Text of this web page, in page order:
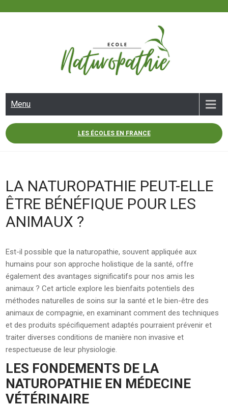
ECOLE NATUROPATHIE
Menu
LES ÉCOLES EN FRANCE
LA NATUROPATHIE PEUT-ELLE
ÊTRE BÉNÉFIQUE POUR LES
ANIMAUX ?
Est-il possible que la naturopathie, souvent appliquée aux
humains pour son approche holistique de la santé, offre
également des avantages significatifs pour nos amis les
animaux ? Cet article explore les bienfaits potentiels des
méthodes naturelles de soins sur la santé et le bien-être des
animaux de compagnie, en examinant comment des techniques
et des produits spécifiquement adaptés pourraient prévenir et
traiter diverses conditions de manière non invasive et
respectueuse de leur physiologie.
LES FONDEMENTS DE LA
NATUROPATHIE EN MÉDECINE
VÉTÉRINAIRE